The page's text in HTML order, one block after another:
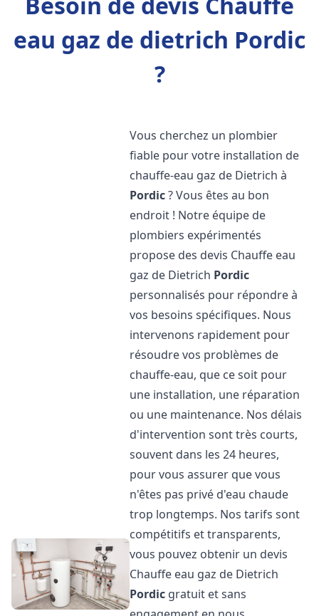
eau gaz de dietrich Pordic
?
Vous cherchez un plombier
fiable pour votre installation de
chauffe-eau gaz de Dietrich à
Pordic? Vous êtes au bon
endroit ! Notre équipe de
plombiers expérimentés
propose des devis Chauffe eau
gaz de Dietrich Pordic
personnalisés pour répondre à
vos besoins spécifiques. Nous
intervenons rapidement pour
résoudre vos problèmes de
chauffe-eau, que ce soit pour
une installation, une réparation
ou une maintenance. Nos délais
d'intervention sont très courts,
souvent dans les 24 heures,
pour vous assurer que vous
n'êtes pas privé d'eau chaude
trop longtemps. Nos tarifs sont
compétitifs et transparents,
vous pouvez obtenir un devis
Chauffe eau gaz de Dietrich
Pordic gratuit et sans